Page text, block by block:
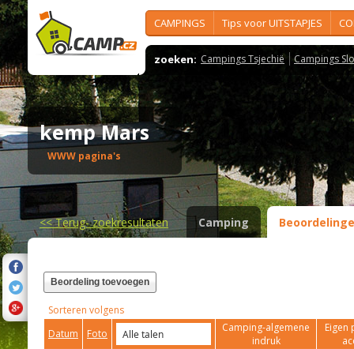
CAMPINGS Tips voor UITSTAPJES
zoeken: Campings Tsjechië Campings
kemp Mars
WWW pagina's
<<Terug- zoekresultaten Camping
Beordeling toevoegen
Sorteren volgens
Datum
Foto
Camping-algemene
indruk
Eigen